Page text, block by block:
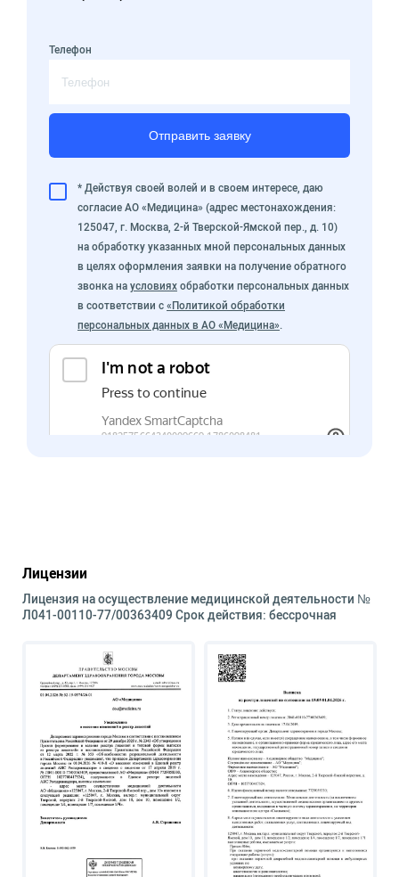
Телефон
Отправить заявку
* Действуя своей волей и в своем интересе, даю
согласие АО «Медицина» (адрес местонахождения:
125047, г. Москва, 2-й Тверской-Ямской пер., д. 10)
на обработку указанных мной персональных данных
в целях оформления заявки на получение обратного
звонка на условиях обработки персональных данных
в соответствии с «Политикой обработки
персональных данных в АО «Медицина».
Лицензии
Лицензия на осуществление медицинской деятельности №
Л041-00110-77/00363409 Срок действия: бессрочная